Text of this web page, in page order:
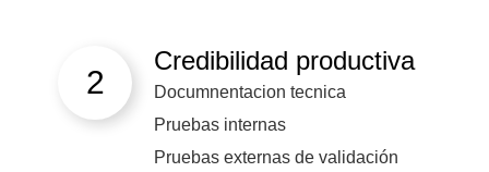
2
Credibilidad productiva
Documnentacion tecnica
Pruebas internas
Pruebas externas de validación